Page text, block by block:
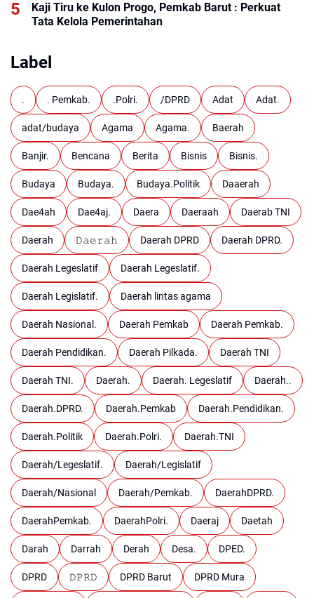
Kaji Tiru ke Kulon Progo, Pemkab Barut : Perkuat
Tata Kelola Pemerintahan
Label
. . Pemkab. .Polri. /DPRD Adat Adat.
adat/budaya Agama Agama. Baerah
Banjir. Bencana Berita Bisnis Bisnis.
Budaya Budaya. Budaya.Politik Daaerah
Dae4ah Dae4aj. Daera Daeraah Daerab TNI
Daerah 𝙳𝚊𝚎𝚛𝚊𝚑 Daerah DPRD Daerah DPRD.
Daerah Legeslatif Daerah Legeslatif.
Daerah Legislatif. Daerah lintas agama
Daerah Nasional. Daerah Pemkab Daerah Pemkab.
Daerah Pendidikan. Daerah Pilkada. Daerah TNI
Daerah TNI. Daerah. Daerah. Legeslatif Daerah..
Daerah.DPRD. Daerah.Pemkab Daerah.Pendidikan.
Daerah.Politik Daerah.Polri. Daerah.TNI
Daerah/Legeslatif. Daerah/Legislatif
Daerah/Nasional Daerah/Pemkab. DaerahDPRD.
DaerahPemkab. DaerahPolri. Daeraj Daetah
Darah Darrah Derah Desa. DPED.
DPRD 𝙳𝙿𝚁𝙳 DPRD Barut DPRD Mura